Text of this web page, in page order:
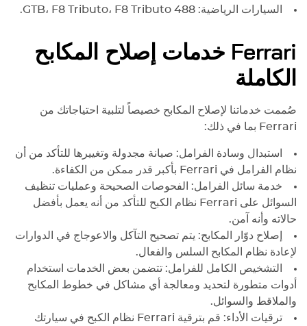
السيارات الرياضية: 488 GTB، F8 Tributo، F8 Tributo.
Ferrari خدمات إصلاح المكابح
الكاملة
صُممت خدماتنا لإصلاح المكابح خصيصاً لتلبية احتياجاتك من
Ferrari بما في ذلك:
استبدال وسادة الفرامل: صيانة مجدولة وتغييرها للتأكد من أن
نظام الفرامل في Ferrari بأكبر قدر ممكن من الكفاءة.
خدمة سائل الفرامل: الفحوصات الصحيحة وعمليات تنظيف
السوائل على Ferrari نظام الكبح للتأكد من أنه يعمل بأفضل
حالاته وأنه آمن.
إصلاح دوّار المكابح: يتم تصحيح التآكل والاعوجاج في الدوارات
لإعادة نظام المكابح السلس والفعال.
التشخيص الكامل للفرامل: تتضمن بعض الخدمات استخدام
أدوات متطورة لتحديد ومعالجة أي مشاكل في خطوط المكابح
والملاقط والسوائل.
ترقيات الأداء: قم بترقية Ferrari نظام الكبح في سيارتك